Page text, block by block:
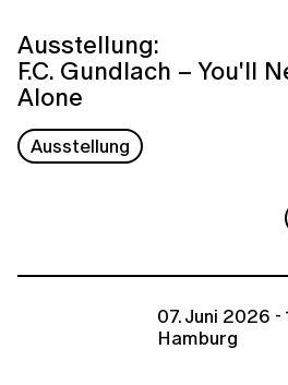
Ausstellung:
F.C. Gundlach – You'll
Alone
Ausstellung
07. Juni 2026
Hamburg